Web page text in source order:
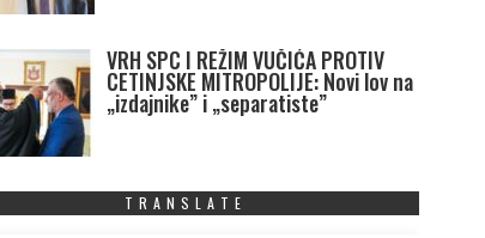
VRH SPC I REŽIM VUČIĆA PROTIV
CETINJSKE MITROPOLIJE: Novi lov na
„izdajnike” i „separatiste”
TRANSLATE